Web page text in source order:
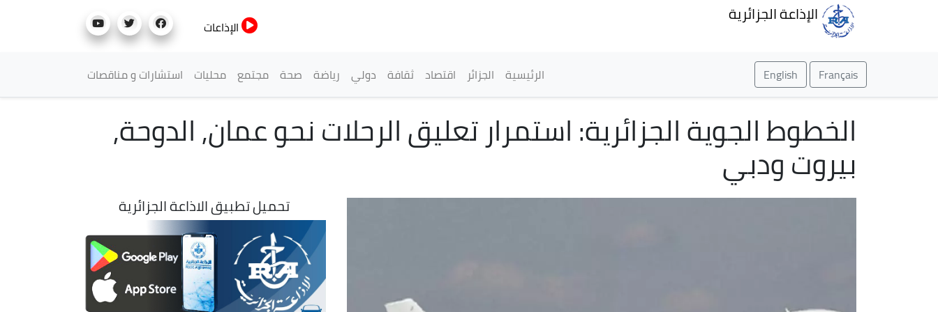
الإذاعة الجزائرية
الإذاعات
Français
English القائمة الرئيسية
الرئيسية الجزائر اقتصاد ثقافة دولي رياضة صحة مجتمع محليات استشارات و مناقصات
الخطوط الجوية الجزائرية: استمرار تعليق الرحلات نحو عمان, الدوحة,
بيروت ودبي
تحميل تطبيق الاذاعة الجزائرية